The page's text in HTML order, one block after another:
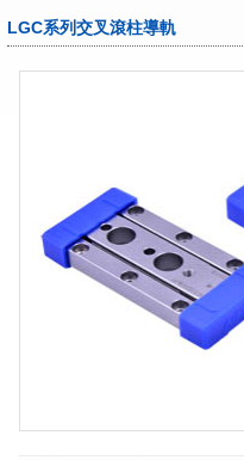
LGC系列交叉滾柱導軌